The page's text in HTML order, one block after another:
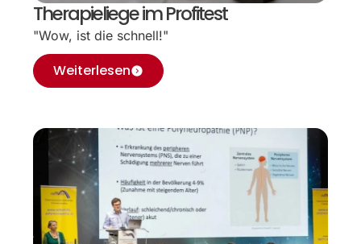
Therapieliege im Profitest
"Wow, ist die schnell!"
Weiterlesen